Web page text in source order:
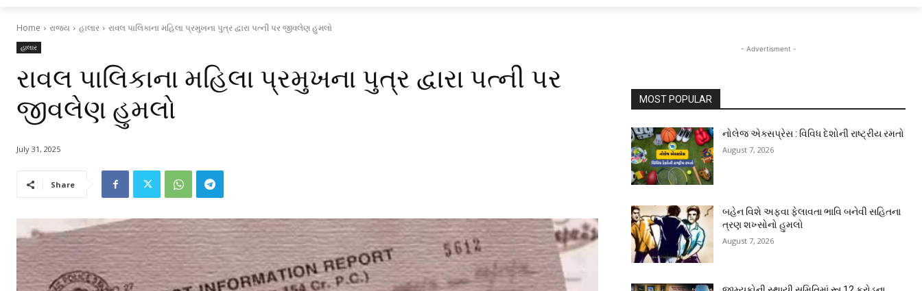
Home રાજ્ય હાલાર રાવલ પાલિકાના મહિલા પ્રમુખના પુત્ર દ્વારા પત્ની પર જીવલેણ હુમલો
હાલાર
રાવલ પાલિકાના મહિલા પ્રમુખના પુત્ર દ્વારા પત્ની પર
જીવલેણ હુમલો
July 31, 2025
Share
- Advertisment -
MOST POPULAR
નોલેજ એક્સપ્રેસ : વિવિધ દેશોની રાષ્ટ્રીય રમતો
August 7, 2026
બહેન વિશે અફવા ફેલાવતા ભાવિ બનેવી સહિતના
ત્રણ શખ્સોનો હુમલો
August 7, 2026